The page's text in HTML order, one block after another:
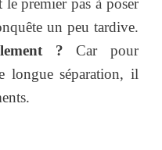
un peu tardive.
?Car pour
longue séparation, il